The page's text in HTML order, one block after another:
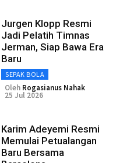
Jurgen Klopp Resmi
Jadi Pelatih Timnas
Jerman, Siap Bawa Era
Baru
SEPAK BOLA
Oleh Rogasianus Nahak
25 Jul 2026
Karim Adeyemi Resmi
Memulai Petualangan
Baru Bersama